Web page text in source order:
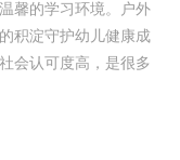
馨的学习环境。户外
积淀守护幼儿健康成
会认可度高，是很多